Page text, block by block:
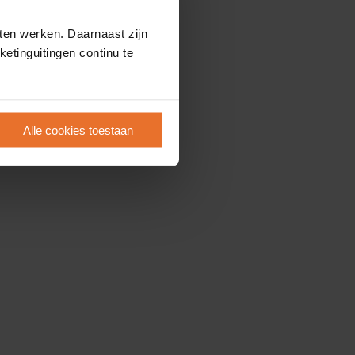
werken. Daarnaast zijn
continu te
Alle cookies toestaan